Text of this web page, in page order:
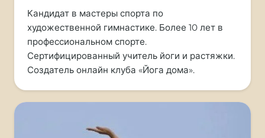
Кандидат в мастеры спорта по
художественной гимнастике. Более 10 лет в
профессиональном спорте.
Сертифицированный учитель йоги и растяжки.
Создатель онлайн клуба «Йога дома».